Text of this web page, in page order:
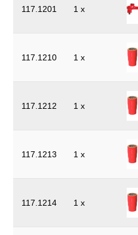
117.1201 1 x
117.1210 1 x
117.1212 1 x
117.1213 1 x
117.1214 1 x